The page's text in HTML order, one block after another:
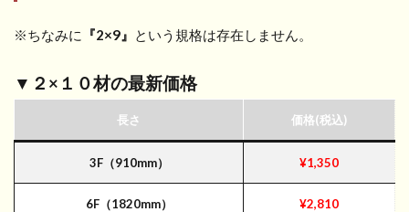
※ちなみに 『2×9』 という規格は存在しません。
▼２×１０材の最新価格
長さ 価格(税込)
3F（910mm） ¥1,350
6F（1820mm） ¥2,810